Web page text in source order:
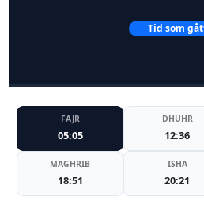
Tid som
FAJR
05:05
DHUHR
12:36
MAGHRIB
18:51
ISHA
20:21